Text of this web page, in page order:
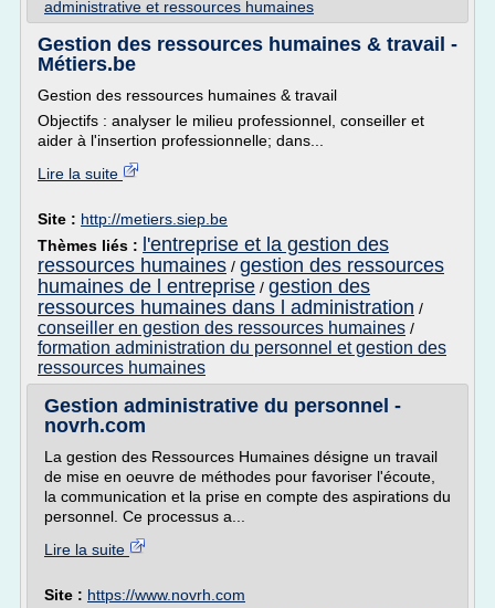
administrative et ressources humaines
Gestion des ressources humaines & travail -
Métiers.be
Gestion des ressources humaines & travail
Objectifs : analyser le milieu professionnel, conseiller et
aider à l'insertion professionnelle; dans...
Lire la suite
Site : http://metiers.siep.be
Thèmes liés :
l'entreprise et la gestion des
ressources humaines / gestion des ressources
humaines de l entreprise / gestion des
ressources humaines dans l administration /
conseiller en gestion des ressources humaines /
formation administration du personnel et gestion des
ressources humaines
Gestion administrative du personnel -
novrh.com
La gestion des Ressources Humaines désigne un travail
de mise en oeuvre de méthodes pour favoriser l'écoute,
la communication et la prise en compte des aspirations du
personnel. Ce processus a...
Lire la suite
Site : https://www.novrh.com